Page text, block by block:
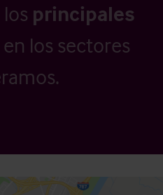
principales
en los sectores